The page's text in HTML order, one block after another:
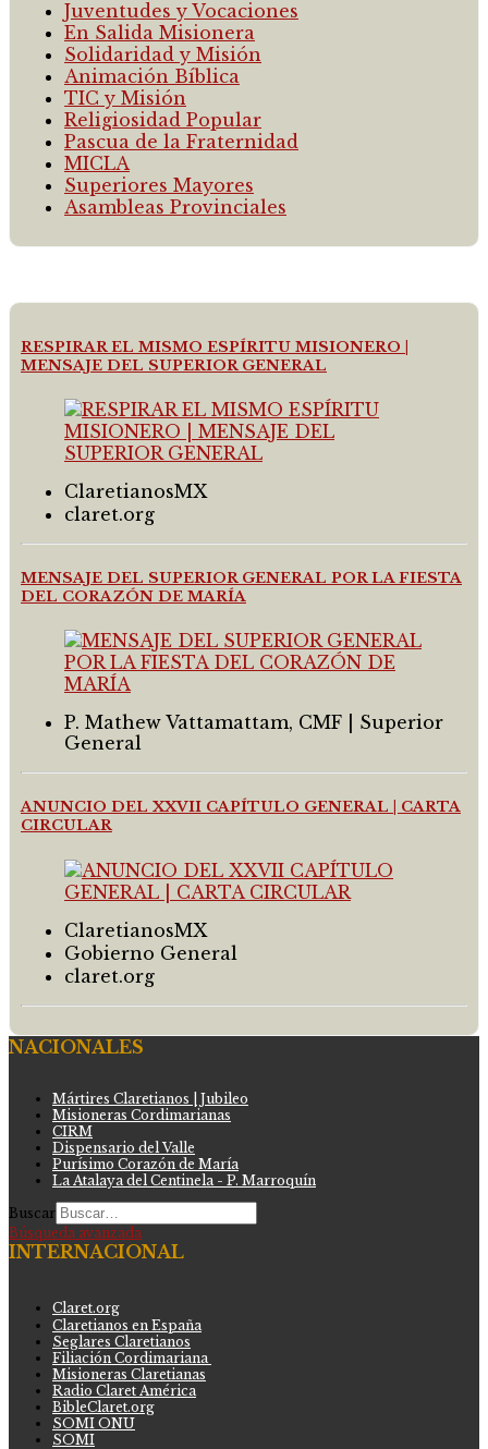
Juventudes y Vocaciones
En Salida Misionera
Solidaridad y Misión
Animación Bíblica
TIC y Misión
Religiosidad Popular
Pascua de la Fraternidad
MICLA
Superiores Mayores
Asambleas Provinciales
RESPIRAR EL MISMO ESPÍRITU MISIONERO |
MENSAJE DEL SUPERIOR GENERAL
ClaretianosMX
claret.org
MENSAJE DEL SUPERIOR GENERAL POR LA FIESTA
DEL CORAZÓN DE MARÍA
P. Mathew Vattamattam, CMF | Superior
General
ANUNCIO DEL XXVII CAPÍTULO GENERAL | CARTA
CIRCULAR
ClaretianosMX
Gobierno General
claret.org
NACIONALES
Mártires Claretianos | Jubileo
Misioneras Cordimarianas
CIRM
Dispensario del Valle
Purísimo Corazón de María
La Atalaya del Centinela - P. Marroquín
Buscar
Búsqueda avanzada
INTERNACIONAL
Claret.org
Claretianos en España
Seglares Claretianos
Filiación Cordimariana
Misioneras Claretianas
Radio Claret América
BibleClaret.org
SOMI ONU
SOMI